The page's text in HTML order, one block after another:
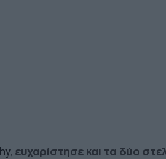
ευχαρίστησε και τα δύο